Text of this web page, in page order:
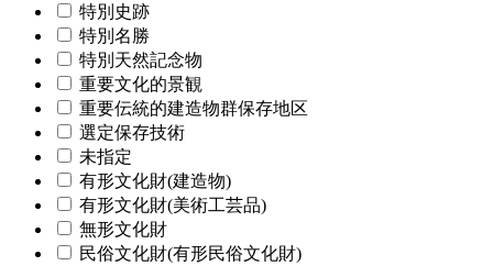
特別史跡
特別名勝
特別天然記念物
重要文化的景観
重要伝統的建造物群保存地区
選定保存技術
未指定
有形文化財(建造物)
有形文化財(美術工芸品)
無形文化財
民俗文化財(有形民俗文化財)